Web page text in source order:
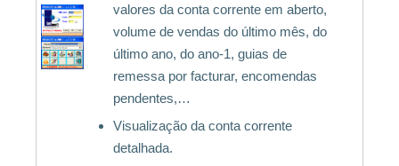
valores da conta corrente em aberto,
volume de vendas do último mês, do
último ano, do ano-1, guias de
remessa por facturar, encomendas
pendentes,…
Visualização da conta corrente
detalhada.